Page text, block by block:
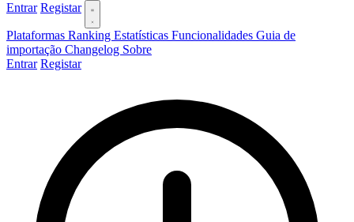
Entrar Registar
Plataformas Ranking Estatísticas Funcionalidades Guia de
importação Changelog Sobre
Entrar Registar